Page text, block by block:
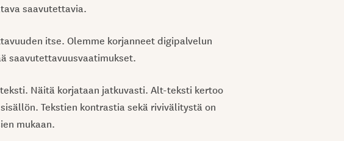
saavutettavia.
itse. Olemme korjanneet digipalvelun
saavutettavuusvaatimukset.
Näitä korjataan jatkuvasti. Alt-teksti kertoo
Tekstien kontrastia sekä rivivälitystä on
mukaan.